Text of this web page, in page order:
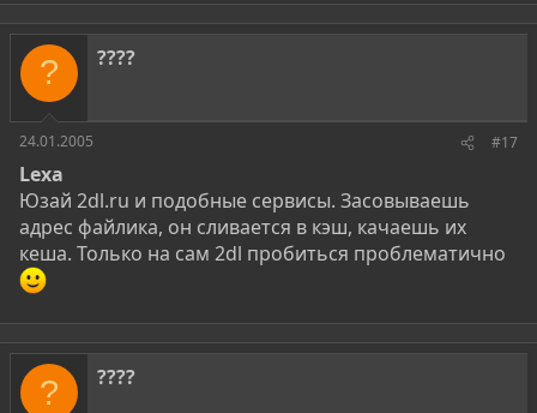
? ????
24.01.2005 #17
Lexa
Юзай 2dl.ru и подобные сервисы. Засовываешь
адрес файлика, он сливается в кэш, качаешь их
кеша. Только на сам 2dl пробиться проблематично
? ????